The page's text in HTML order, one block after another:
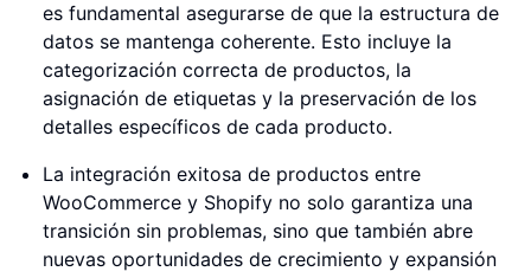
es fundamental asegurarse de que la estructura de
datos se mantenga coherente. Esto incluye la
categorización correcta de productos, la
asignación de etiquetas y la preservación de los
detalles específicos de cada producto.
La integración exitosa de productos entre
WooCommerce y Shopify no solo garantiza una
transición sin problemas, sino que también abre
nuevas oportunidades de crecimiento y expansión